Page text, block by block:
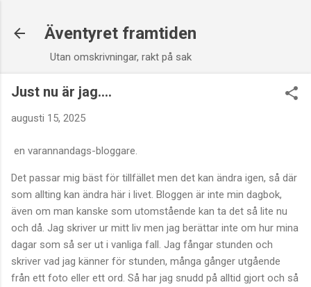
Äventyret framtiden
Utan omskrivningar, rakt på sak
Just nu är jag....
augusti 15, 2025
en varannandags-bloggare.
Det passar mig bäst för tillfället men det kan ändra igen, så där
som allting kan ändra här i livet. Bloggen är inte min dagbok,
även om man kanske som utomstående kan ta det så lite nu
och då. Jag skriver ur mitt liv men jag berättar inte om hur mina
dagar som så ser ut i vanliga fall. Jag fångar stunden och
skriver vad jag känner för stunden, många gånger utgående
från ett foto eller ett ord. Så har jag snudd på alltid gjort och så